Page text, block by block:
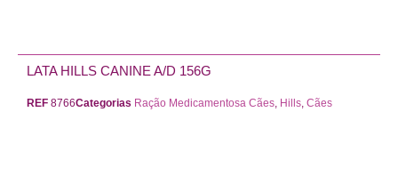
LATA HILLS CANINE A/D 156G
REF 8766Categorias Ração Medicamentosa Cães Hills Cães